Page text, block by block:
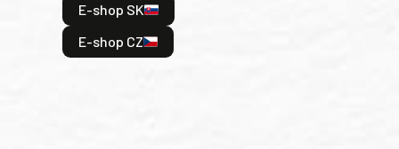
E-shop SK
E-shop CZ